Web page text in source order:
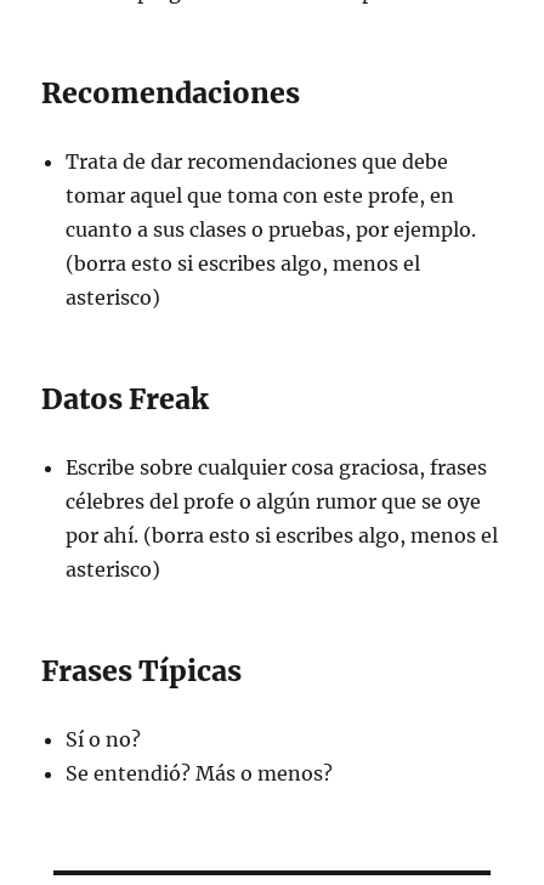
Recomendaciones
Trata de dar recomendaciones que debe
tomar aquel que toma con este profe, en
cuanto a sus clases o pruebas, por ejemplo.
(borra esto si escribes algo, menos el
asterisco)
Datos Freak
Escribe sobre cualquier cosa graciosa, frases
célebres del profe o algún rumor que se oye
por ahí. (borra esto si escribes algo, menos el
asterisco)
Frases Típicas
Sí o no?
Se entendió? Más o menos?